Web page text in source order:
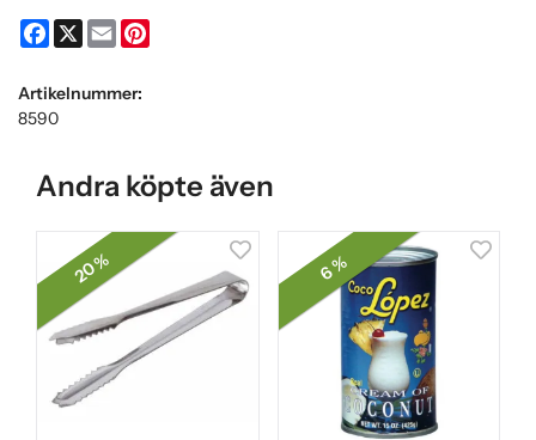
Facebook
X Email
Artikelnummer:
8590
Andra köpte även
20 % 6 %